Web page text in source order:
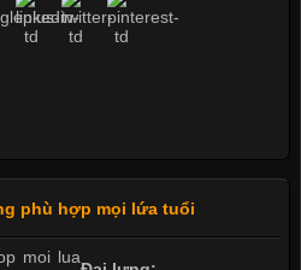
phù hợp mọi lứa tuổi